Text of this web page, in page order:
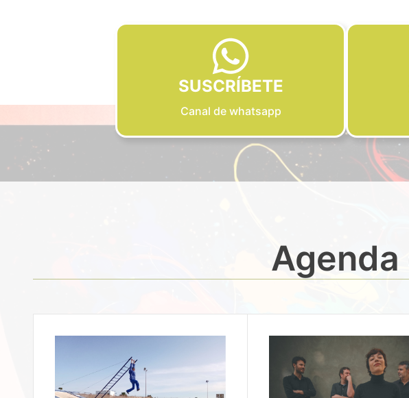
SUSCRÍBETE
Canal de whatsapp